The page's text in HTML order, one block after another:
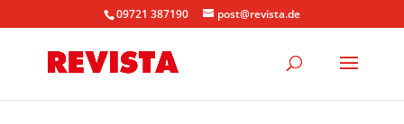
09721 387190 post@revista.de